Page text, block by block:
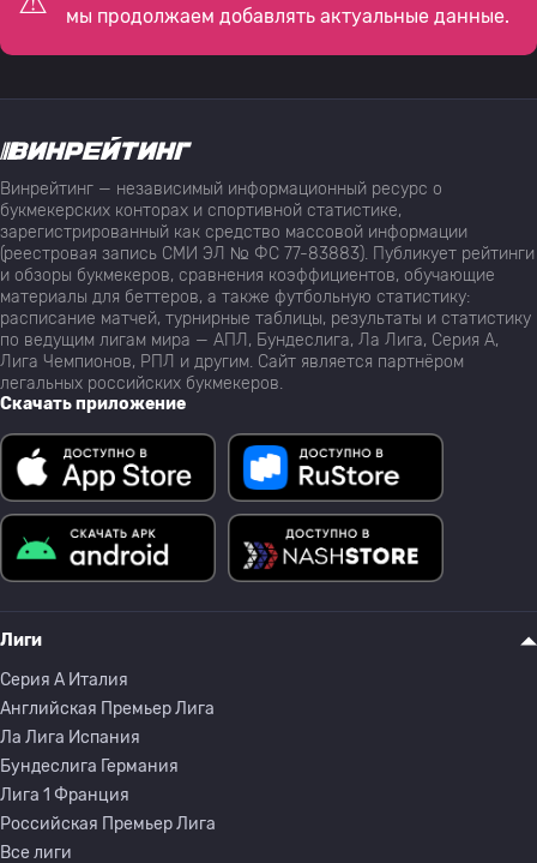
мы продолжаем добавлять актуальные данные.
Винрейтинг — независимый информационный ресурс о
букмекерских конторах и спортивной статистике,
зарегистрированный как средство массовой информации
(реестровая запись СМИ ЭЛ № ФС 77-83883). Публикует рейтинги
и обзоры букмекеров, сравнения коэффициентов, обучающие
материалы для беттеров, а также футбольную статистику:
расписание матчей, турнирные таблицы, результаты и статистику
по ведущим лигам мира — АПЛ, Бундеслига, Ла Лига, Серия А,
Лига Чемпионов, РПЛ и другим. Сайт является партнёром
легальных российских букмекеров.
Скачать приложение
Лиги
Серия A Италия
Английская Премьер Лига
Ла Лига Испания
Бундеслига Германия
Лига 1 Франция
Российская Премьер Лига
Все лиги